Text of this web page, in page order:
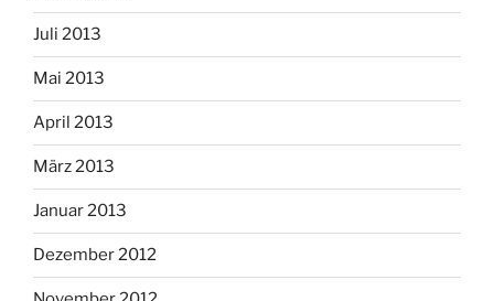
Juli 2013
Mai 2013
April 2013
März 2013
Januar 2013
Dezember 2012